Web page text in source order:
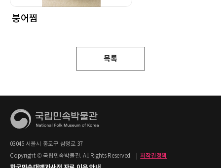
붕어찜
목록
03045 서울시 종로구 삼청로 37
Copyright © 국립민속박물관. All Rights Reserved.
저작권정책